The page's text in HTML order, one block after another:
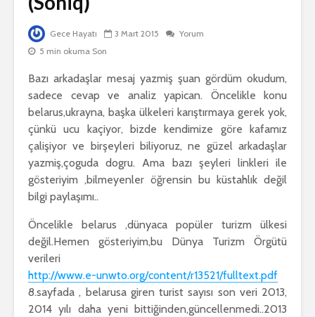
Gece Hayatı 3 Mart 2015
Yorum
5 min okuma Son
Bazı arkadaşlar mesaj yazmiş şuan gördüm okudum,
sadece cevap ve analiz yapican. Öncelikle konu
belarus,ukrayna, başka ülkeleri karıştırmaya gerek yok,
çünkü ucu kaçiyor, bizde kendimize göre kafamız
çalişiyor ve birşeyleri biliyoruz, ne güzel arkadaşlar
yazmiş,çoguda dogru. Ama bazı şeyleri linkleri ile
gösteriyim ,bilmeyenler öğrensin bu küstahlık değil
bilgi paylaşımı..
Öncelikle belarus ,dünyaca popüler turizm ülkesi
değil.Hemen gösteriyim,bu Dünya Turizm Örgütü
verileri
http://www.e-unwto.org/content/r13521/fulltext.pdf
8.sayfada , belarusa giren turist sayısı son veri 2013,
2014 yılı daha yeni bittiğinden,güncellenmedi..2013